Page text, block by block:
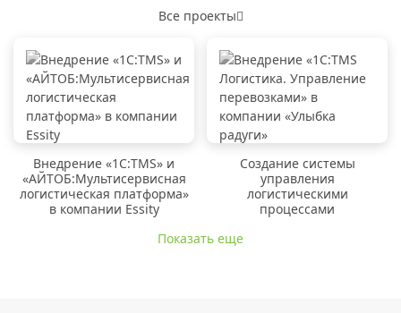
Все проекты
Внедрение «1C:TMS» и
«АЙТОБ:Мультисервисная
логистическая платформа»
в компании Essity
Создание системы
управления
логистическими
процессами
Показать еще